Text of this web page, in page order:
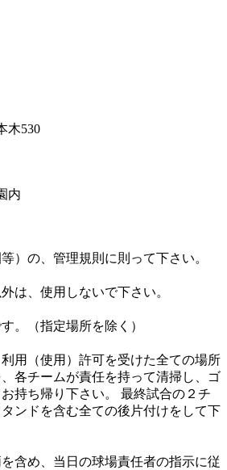
木530
内
）の、管理規則に則って下さい。
は、使用しないで下さい。
。（指定場所を除く）
利用（使用）許可を受けた全ての場所
、各チームが責任を持って清掃し、ゴ
お持ち帰り下さい。 最終試合の２チ
ンドを含む全ての後片付けをして下
を含め、当日の球場責任者の指示に従